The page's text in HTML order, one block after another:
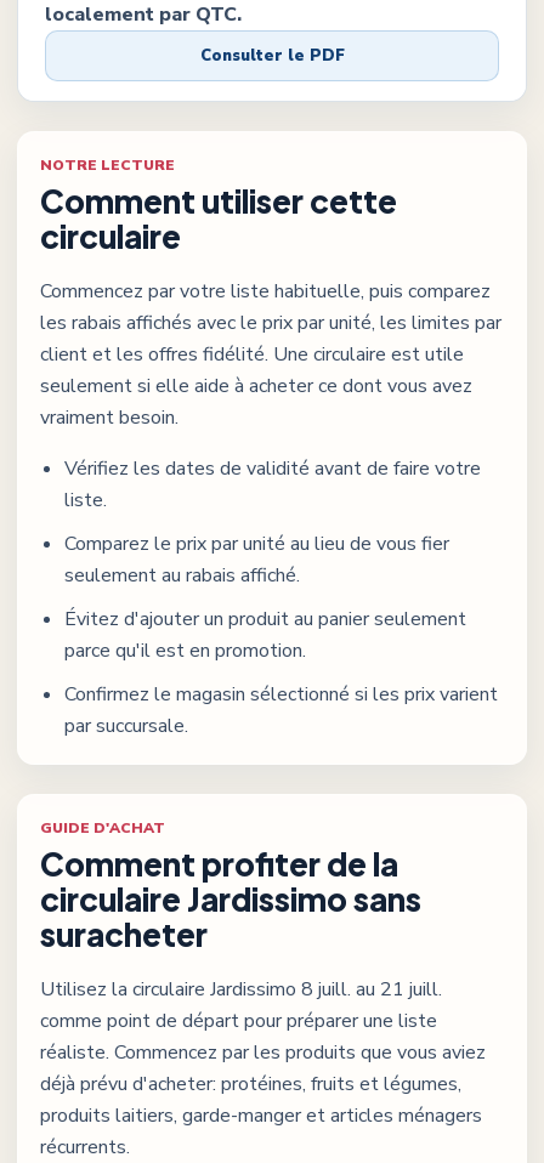
localement par QTC.
Consulter le PDF
NOTRE LECTURE
Comment utiliser cette
circulaire
Commencez par votre liste habituelle, puis comparez
les rabais affichés avec le prix par unité, les limites par
client et les offres fidélité. Une circulaire est utile
seulement si elle aide à acheter ce dont vous avez
vraiment besoin.
Vérifiez les dates de validité avant de faire votre
liste.
Comparez le prix par unité au lieu de vous fier
seulement au rabais affiché.
Évitez d'ajouter un produit au panier seulement
parce qu'il est en promotion.
Confirmez le magasin sélectionné si les prix varient
par succursale.
GUIDE D'ACHAT
Comment profiter de la
circulaire Jardissimosans
suracheter
Utilisez la circulaire Jardissimo 8 juill. au 21 juill.
comme point de départ pour préparer une liste
réaliste. Commencez par les produits que vous aviez
déjà prévu d'acheter: protéines, fruits et légumes,
produits laitiers, garde-manger et articles ménagers
récurrents.